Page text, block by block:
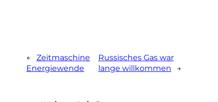
← Zeitmaschine
Energiewende
Russisches Gas war
lange willkommen
→